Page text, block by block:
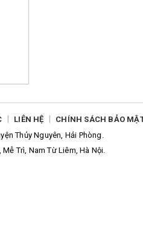
LIÊN HỆ
CHÍNH SÁCH BẢO
Thủy Nguyên, Hải Phòng.
Trì, Nam Từ Liêm, Hà Nội.